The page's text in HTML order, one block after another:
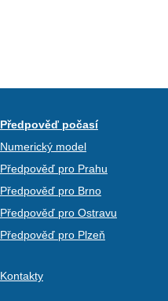
Předpověď počasí
Numerický model
Předpověď pro Prahu
Předpověď pro Brno
Předpověď pro Ostravu
Předpověď pro Plzeň
Kontakty